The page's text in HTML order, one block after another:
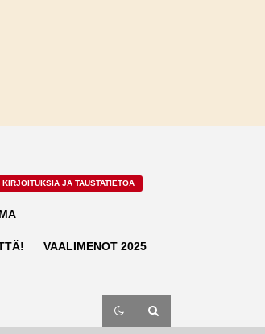
JA TAUSTATIETOA
VAALIMENOT 2025